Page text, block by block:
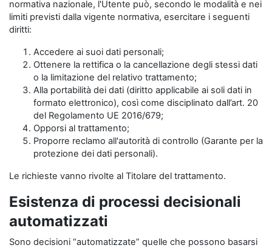
normativa nazionale, l'Utente può, secondo le modalità e nei
limiti previsti dalla vigente normativa, esercitare i seguenti
diritti:
Accedere ai suoi dati personali;
Ottenere la rettifica o la cancellazione degli stessi dati
o la limitazione del relativo trattamento;
Alla portabilità dei dati (diritto applicabile ai soli dati in
formato elettronico), così come disciplinato dall’art. 20
del Regolamento UE 2016/679;
Opporsi al trattamento;
Proporre reclamo all'autorità di controllo (Garante per la
protezione dei dati personali).
Le richieste vanno rivolte al Titolare del trattamento.
Esistenza di processi decisionali
automatizzati
Sono decisioni “automatizzate” quelle che possono basarsi